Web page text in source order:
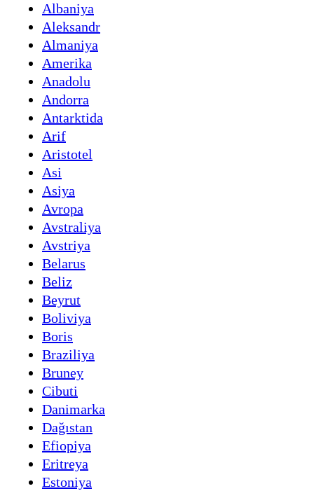
Albaniya
Aleksandr
Almaniya
Amerika
Anadolu
Andorra
Antarktida
Arif
Aristotel
Asi
Asiya
Avropa
Avstraliya
Avstriya
Belarus
Beliz
Beyrut
Boliviya
Boris
Braziliya
Bruney
Cibuti
Danimarka
Dağıstan
Efiopiya
Eritreya
Estoniya